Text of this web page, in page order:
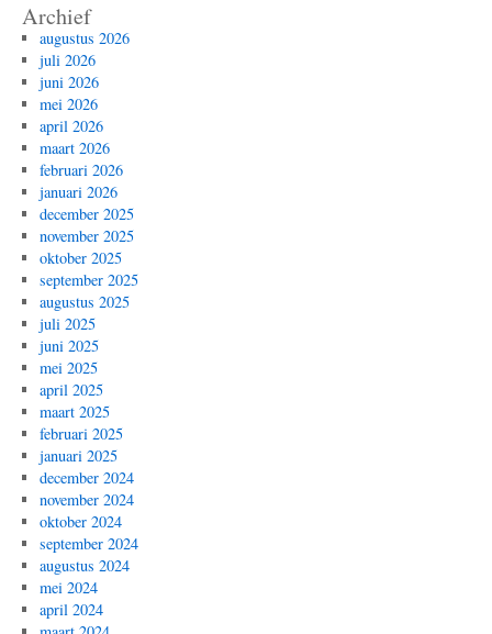
Archief
augustus 2026
juli 2026
juni 2026
mei 2026
april 2026
maart 2026
februari 2026
januari 2026
december 2025
november 2025
oktober 2025
september 2025
augustus 2025
juli 2025
juni 2025
mei 2025
april 2025
maart 2025
februari 2025
januari 2025
december 2024
november 2024
oktober 2024
september 2024
augustus 2024
mei 2024
april 2024